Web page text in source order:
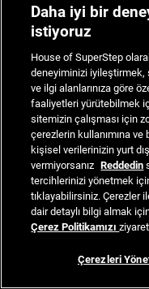
Daha iyi bir
istiyoruz
House of SuperStep
deneyiminizi
ve ilgi alanlarınıza göre
faaliyetleri yürütebilmek
sitemizin çalışması için
çerezlerin kullanımına ve
kişisel verilerinizin yurt
vermiyorsanız Reddedin
tercihlerinizi yönetmek
tıklayabilirsiniz. Çerezler
dair detaylı bilgi almak
Çerez Politikamızı
Çerezleri